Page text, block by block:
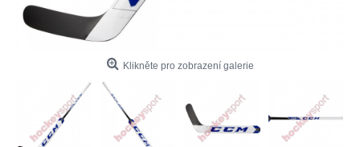
Klikněte pro zobrazení galerie